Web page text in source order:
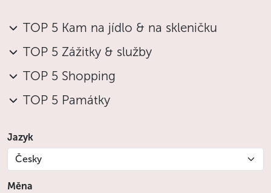
TOP 5 Kam na jídlo & na skleničku
TOP 5 Zážitky & služby
TOP 5 Shopping
TOP 5 Památky
Jazyk
Česky
Měna